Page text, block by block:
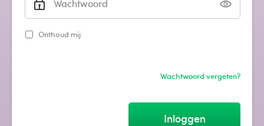
Onthoud mij
Wachtwoord vergeten?
Inloggen